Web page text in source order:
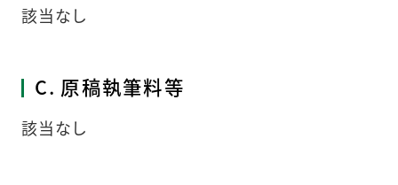
該当なし
C. 原稿執筆料等
該当なし